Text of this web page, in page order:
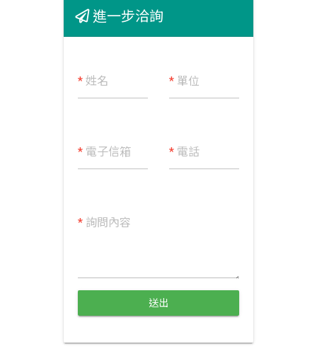
進一步洽詢
*姓名 * 單位
*電子信箱 * 電話
*詢問內容
送出